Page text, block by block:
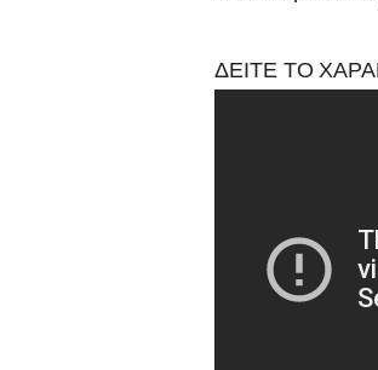
ΔΕΙΤΕ ΤΟ